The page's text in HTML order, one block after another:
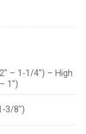
– 1-1/4″) – High
1″)
3/8″)